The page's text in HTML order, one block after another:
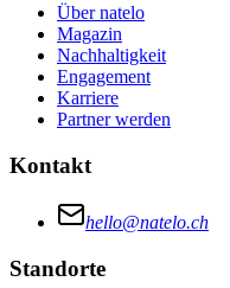
Über natelo
Magazin
Nachhaltigkeit
Engagement
Karriere
Partner werden
Kontakt
hello@natelo.ch
Standorte